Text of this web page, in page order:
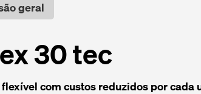
geral
30 tec
com custos reduzidos por cada